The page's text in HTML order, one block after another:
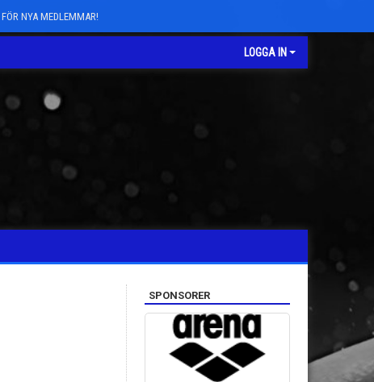
NYA MEDLEMMAR!
LOGGA IN
SPONSORER